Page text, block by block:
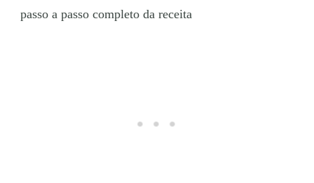
passo a passo completo da receita